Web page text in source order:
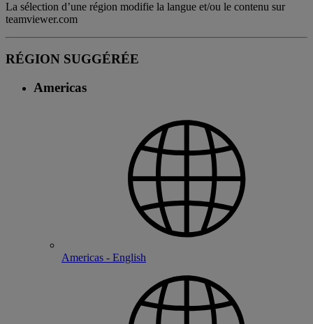
La sélection d’une région modifie la langue et/ou le contenu sur
teamviewer.com
RÉGION SUGGÉRÉE
Americas
Americas - English